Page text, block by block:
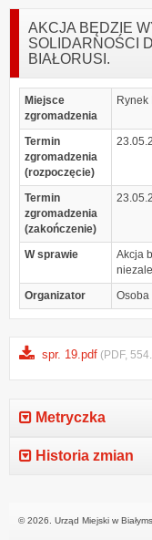
AKCJA BĘDZIE
SOLIDARNOŚCI
BIAŁORUSI.
Miejsce
zgromadzenia
Rynek
Termin
zgromadzenia
(rozpoczęcie)
Termin
zgromadzenia
(zakończenie)
W sprawie
Akcja
Organizator
Osoba
spr. 19.pdf (PDF,
Metryczka
Historia zmian
© 2026. Urząd Miejski w